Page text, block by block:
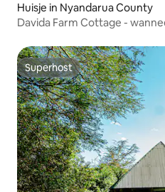
Huisje in Nyandarua County
Davida Farm Cottage -
Superhost
Superhost